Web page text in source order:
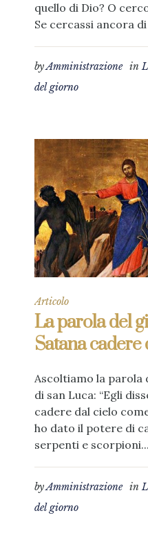
quello di Dio? O
Se cercassi ancora
byAmministrazione in
del giorno
Articolo
La parola del
Satana
Ascoltiamo la parola
di san Luca: “Egli
cadere dal cielo
ho dato il potere di
serpenti e scorpioni...
byAmministrazione in
del giorno